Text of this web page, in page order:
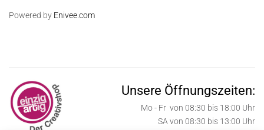
Powered by Enivee.com
Unsere Öffnungszeiten:
Mo - Fr von 08:30 bis 18:00 Uhr
SA von 08:30 bis 13:00 Uhr